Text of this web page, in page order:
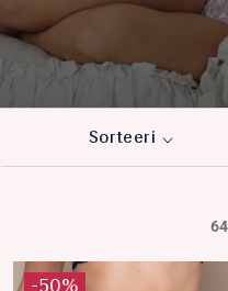
Sorteeri
64
-50%